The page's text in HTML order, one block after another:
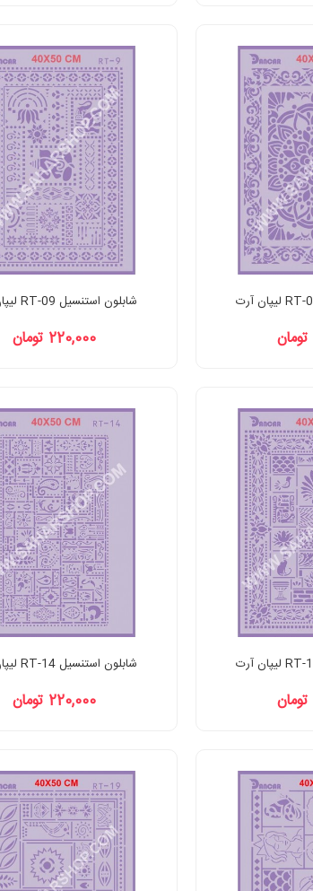
شابلون استنسیل RT-09 لیپان آرت
220,000 تومان
شابلون استنسیل RT-14 لیپان آرت
220,000 تومان